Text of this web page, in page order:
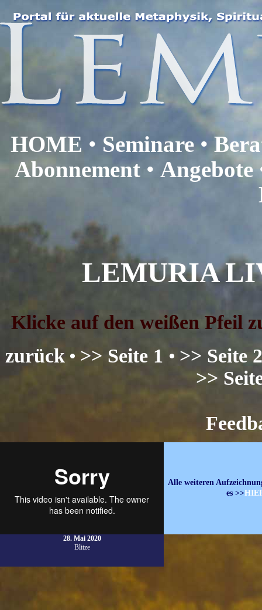
HOME • Seminare•
Abonnement • Angebote
LEMURIA
Klicke auf den weißen Pfeil
zurück • >> Seite 1 • >> Seite 2
>>
Alle weiteren
es >>
28. Mai 2020
Blitze